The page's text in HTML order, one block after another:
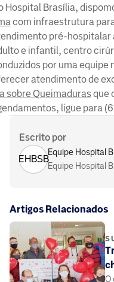
Hospital Brasília,
com infraestrutura
pré-
e infantil, centro
por uma
atendimento de
sobre Queimadurasque
ligue para
Escrito por
EHBSB
Equipe Hospital
Equipe Hospital
Artigos Relacionados
O